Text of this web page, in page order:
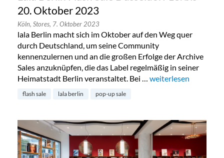
20. Oktober 2023
Köln, Stores, 7. Oktober 2023
lala Berlin macht sich im Oktober auf den Weg quer
durch Deutschland, um seine Community
kennenzulernen und an die großen Erfolge der Archive
Sales anzuknüpfen, die das Label regelmäßig in seiner
Heimatstadt Berlin veranstaltet. Bei … „Lala Berlin Flash
weiterlesen
flash sale lala berlin pop-up sale